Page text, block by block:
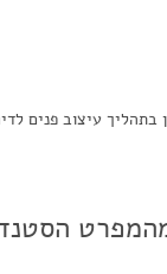
בתהליך עיצוב פנים